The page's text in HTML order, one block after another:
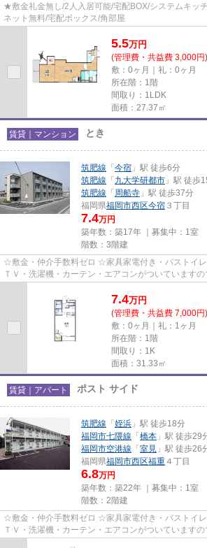
★敷金礼金無し/2人入居可能/宅配BOX/システムキッ
ネット無料/宅配ボックス/角部屋
5.5万円
(管理費・共益費 3,000円)
敷：0ヶ月｜礼：0ヶ月
所在階：1階
間取り：1LDK
面積：27.37㎡
賃貸｜マンション とき
筑肥線 「 今宿 」駅 徒歩6分
筑肥線 「 九大学研都市 」駅 徒歩
筑肥線 「 周船寺 」駅 徒歩37分
福岡県福岡市西区今宿 ３丁目
7.4万円
築年数：築17年 ｜募集中： 1室
階数：3階建
☆敷金・仲介手数料ゼロ ☆家具家電付き・バストイ
ＴＶ・洗濯機・カーテン・エアコンがついています
7.4万円
(管理費・共益費 7,000円)
敷：0ヶ月｜礼：1ヶ月
所在階：1階
間取り：1K
面積：31.33㎡
賃貸｜アパート ポスト サイド
筑肥線 「 姪浜 」駅 徒歩18分
福岡市七隈線 「 橋本 」駅 徒歩29
福岡市空港線 「 室見 」駅 徒歩26
福岡県福岡市西区福重 ４丁目
6.8万円
築年数：築22年 ｜募集中： 1室
階数：2階建
☆敷金・仲介手数料ゼロ ☆家具家電付き・バストイ
ＴＶ・洗濯機・カーテン・エアコンがついています